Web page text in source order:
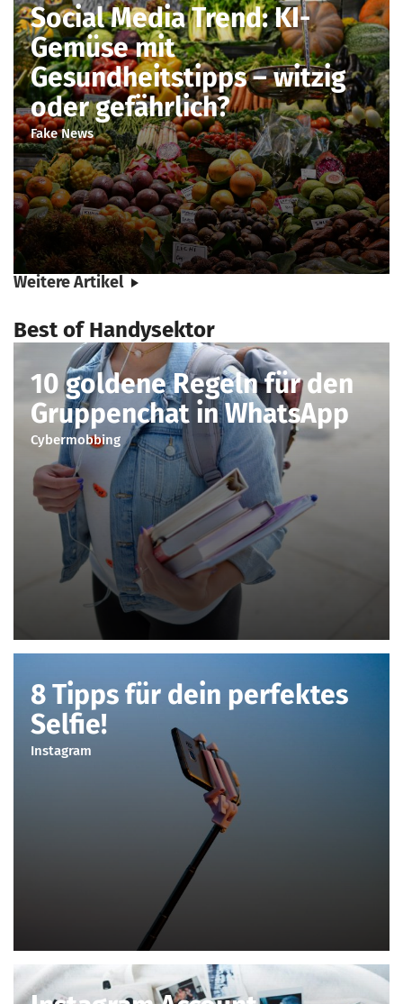
Social Media Trend: KI-
Gemüse mit
Gesundheitstipps – witzig
oder gefährlich?
Fake News
Weitere Artikel
Best of Handysektor
10 goldene Regeln für den
Gruppenchat in WhatsApp
Cybermobbing
8 Tipps für dein perfektes
Selfie!
Instagram